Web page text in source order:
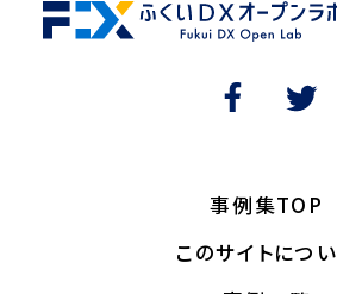
事例集TOP
このサイトにつ